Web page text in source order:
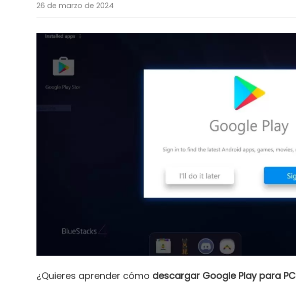
26 de marzo de 2024
¿Quieres aprender cómo descargar Google Play para PC